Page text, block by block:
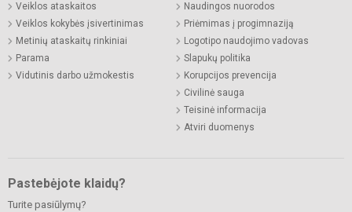
Veiklos ataskaitos
Veiklos kokybės įsivertinimas
Metinių ataskaitų rinkiniai
Parama
Vidutinis darbo užmokestis
Naudingos nuorodos
Priėmimas į progimnaziją
Logotipo naudojimo vadovas
Slapukų politika
Korupcijos prevencija
Civilinė sauga
Teisinė informacija
Atviri duomenys
Pastebėjote klaidų?
Turite pasiūlymų?